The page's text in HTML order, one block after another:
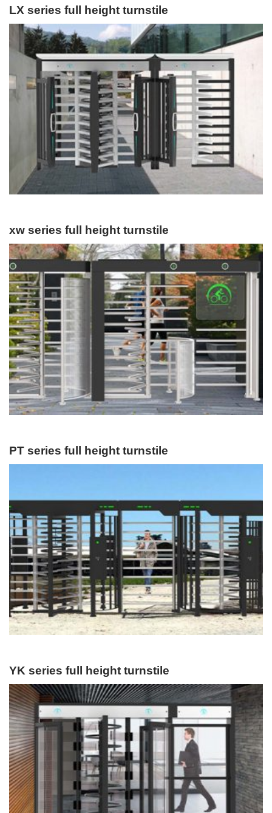
LX series full height turnstile
xw series full height turnstile
PT series full height turnstile
YK series full height turnstile